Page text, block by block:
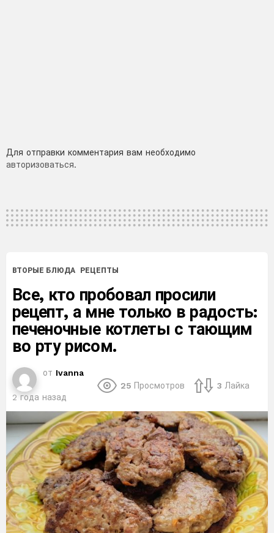
Добавить
комментарий
Для отправки комментария вам необходимо
авторизоваться.
ВТОРЫЕ БЛЮДА РЕЦЕПТЫ
Все, кто пробовал просили
рецепт, а мне только в радость:
печеночные котлеты с тающим
во рту рисом.
от Ivanna
2 года назад
25 Просмотров 3 Лайка